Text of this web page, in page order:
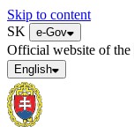
Skip to content
SK
e-Gov
Official website of the
English